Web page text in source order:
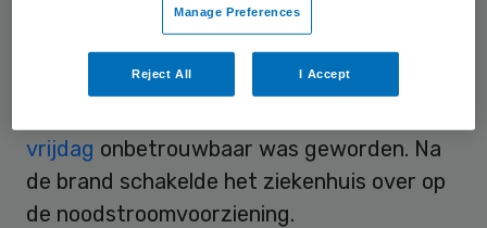
persconferentie. 138 patiënten moesten
zaterdagavond hetMeander Medisch
locatie Lichtenberg verlaten,
vrijdag onbetrouwbaar was geworden. Na
de brand schakelde het ziekenhuis over op
de noodstroomvoorziening.
Manage Preferences
Reject All I Accept